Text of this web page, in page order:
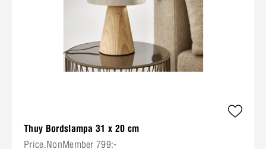
Thuy Bordslampa 31 x 20 cm
Price.NonMember 799:-